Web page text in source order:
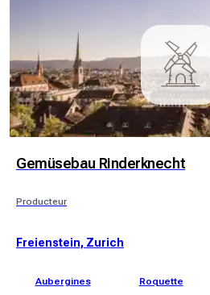
Gemüsebau Rinderknecht
Producteur
Freienstein, Zurich
Aubergines Roquette